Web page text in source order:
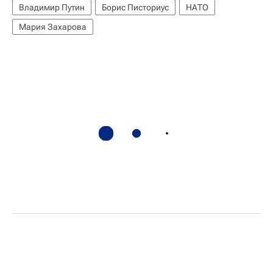
Владимир Путин
Борис Писториус
НАТО
Мария Захарова